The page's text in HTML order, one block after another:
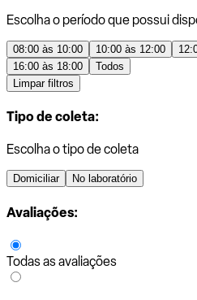
Escolha o período que possui
08:00 às 10:00 10:00 às 12:00
16:00 às 18:00
Todos
Limpar filtros
Tipo de coleta:
Escolha o tipo de coleta
Domiciliar No laboratório
Avaliações:
Todas as avaliações